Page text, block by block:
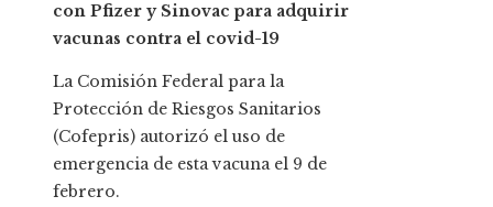
con Pfizer y Sinovac para adquirir
vacunas contra el covid-19
La Comisión Federal para la
Protección de Riesgos Sanitarios
(Cofepris) autorizó el uso de
emergencia de esta vacuna el 9 de
febrero.